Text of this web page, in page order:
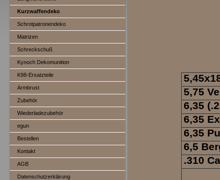
Kurzwaffendeko
Schrotpatronendeko
Matrizen
Schreckschuß
Kynoch Dekomunition
K98-Ersatzteile
Armbrust
Zubehör
Wiederladezubehör
egun
Bestellen
Kontakt
AGB
Datenschutzerklärung
5,75
6,35
6,35
6,35
6,5
.310